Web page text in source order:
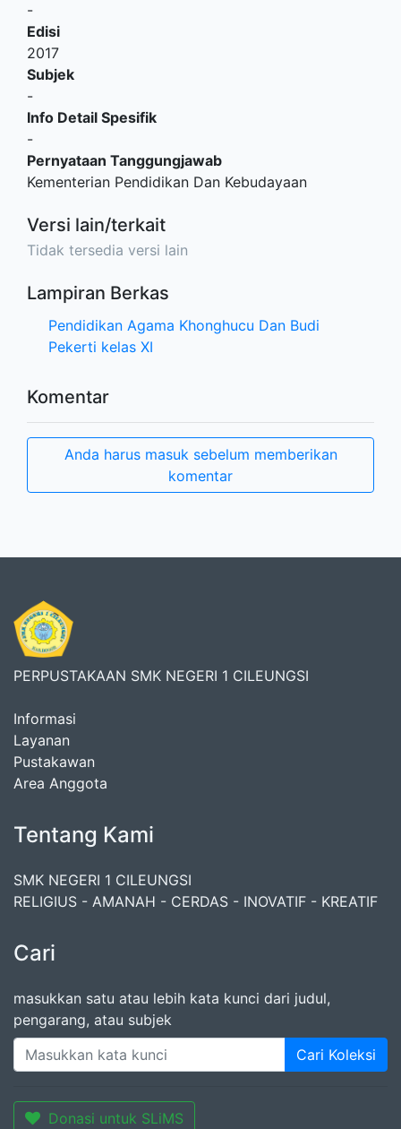
-
Edisi
2017
Subjek
-
Info Detail Spesifik
-
Pernyataan Tanggungjawab
Kementerian Pendidikan Dan Kebudayaan
Versi lain/terkait
Tidak tersedia versi lain
Lampiran Berkas
Pendidikan Agama Khonghucu Dan Budi
Pekerti kelas XI
Komentar
Anda harus masuk sebelum memberikan
komentar
PERPUSTAKAAN SMK NEGERI 1 CILEUNGSI
Informasi
Layanan
Pustakawan
Area Anggota
Tentang Kami
SMK NEGERI 1 CILEUNGSI
RELIGIUS - AMANAH - CERDAS - INOVATIF - KREATIF
Cari
masukkan satu atau lebih kata kunci dari judul,
pengarang, atau subjek
Cari Koleksi
Donasi untuk SLiMS